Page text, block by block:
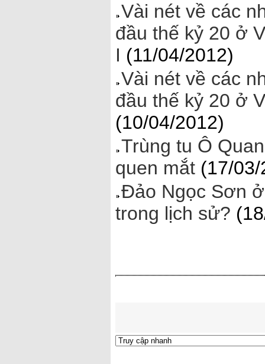
Vài nét về các
đầu thế kỷ 20 ở
I (11/04/2012)
Vài nét về các
đầu thế kỷ 20 ở
(10/04/2012)
Trùng tu Ô
quen mắt (17/
Đảo Ngọc Sơn
trong lịch sử?